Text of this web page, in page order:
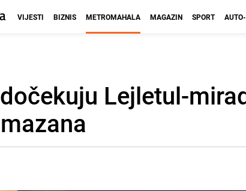
VIJESTI BIZNIS METROMAHALA MAGAZIN SPORT
Lejletul-